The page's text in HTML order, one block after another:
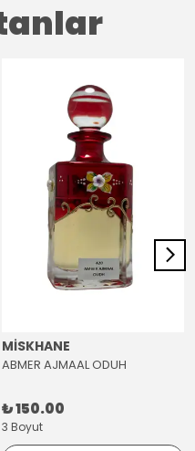
MİSKHANE
ABMER AJMAAL ODUH
₺ 150.00
3 Boyut